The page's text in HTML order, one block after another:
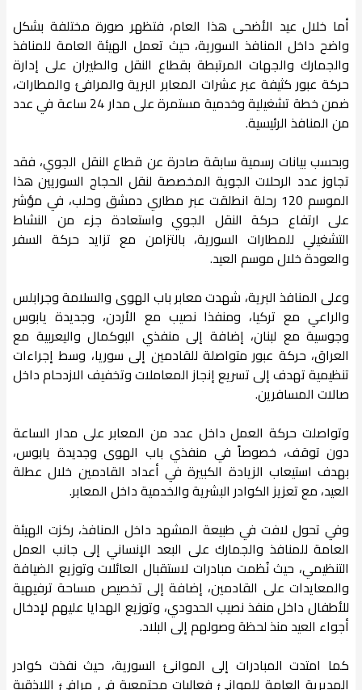
أما خلال عيد الأضحى هذا العام، فتظهر صورة مختلفة بشكل
واضح داخل المنافذ السورية، حيث تعمل الهيئة العامة للمنافذ
والجمارك والجهات المرتبطة بقطاع النقل والطيران على إدارة
حركة عبور كثيفة عبر عشرات المعابر البرية والمرافئ والمطارات،
ضمن خطة تشغيلية وخدمية مستمرة على مدار 24 ساعة في عدد
من المنافذ الرئيسية.
وبحسب بيانات رسمية سابقة صادرة عن قطاع النقل الجوي، فقد
تجاوز عدد الرحلات الجوية المخصصة لنقل الحجاج السوريين هذا
الموسم 120 رحلة انطلقت عبر مطاري دمشق وحلب، في مؤشر
على ارتفاع حركة النقل الجوي واستعادة جزء من النشاط
التشغيلي للمطارات السورية، بالتزامن مع تزايد حركة السفر
والعودة خلال موسم العيد.
وعلى المنافذ البرية، شهدت معابر باب الهوى والسلامة وجرابلس
والراعي مع تركيا، ومنفذا نصيب مع الأردن، وجديدة يابوس
وجوسية مع لبنان، إضافة إلى منفذي البوكمال واليعربية مع
العراق، حركة عبور متواصلة للقادمين إلى سوريا، وسط إجراءات
تنظيمية تهدف إلى تسريع إنجاز المعاملات وتخفيف الازدحام داخل
صالات المسافرين.
وتواصلت حركة العمل داخل عدد من المعابر على مدار الساعة
دون توقف، خصوصاً في منفذي باب الهوى وجديدة يابوس،
بهدف استيعاب الزيادة الكبيرة في أعداد القادمين خلال عطلة
العيد، مع تعزيز الكوادر البشرية والخدمية داخل المعابر.
وفي تحول لافت في طبيعة المشهد داخل المنافذ، ركزت الهيئة
العامة للمنافذ والجمارك على البعد الإنساني إلى جانب العمل
التنظيمي، حيث نُظمت مبادرات لاستقبال العائلات وتوزيع الضيافة
والمعايدات على القادمين، إضافة إلى تخصيص مساحة ترفيهية
للأطفال داخل منفذ نصيب الحدودي، وتوزيع الهدايا عليهم لإدخال
أجواء العيد منذ لحظة وصولهم إلى البلاد.
كما امتدت المبادرات إلى الموانئ السورية، حيث نفذت كوادر
المديرية العامة للموانئ فعاليات مجتمعية في مرافئ اللاذقية